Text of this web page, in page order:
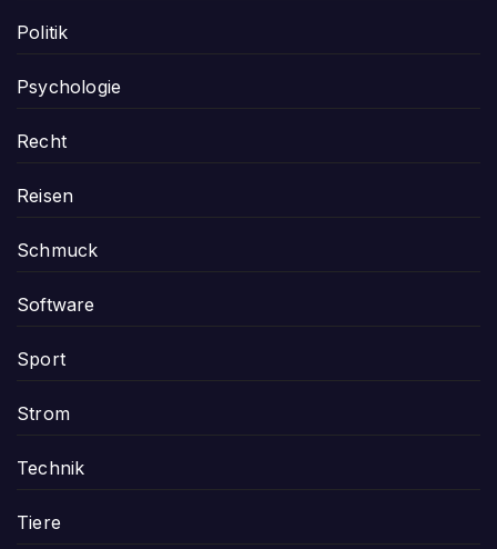
Politik
Psychologie
Recht
Reisen
Schmuck
Software
Sport
Strom
Technik
Tiere